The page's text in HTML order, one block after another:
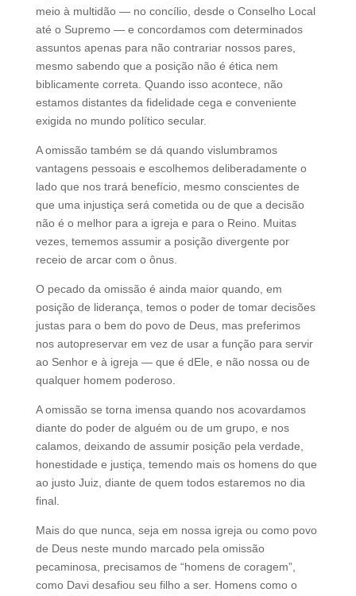
meio à multidão — no concílio, desde o Conselho Local
até o Supremo — e concordamos com determinados
assuntos apenas para não contrariar nossos pares,
mesmo sabendo que a posição não é ética nem
biblicamente correta. Quando isso acontece, não
estamos distantes da fidelidade cega e conveniente
exigida no mundo político secular.
A omissão também se dá quando vislumbramos
vantagens pessoais e escolhemos deliberadamente o
lado que nos trará benefício, mesmo conscientes de
que uma injustiça será cometida ou de que a decisão
não é o melhor para a igreja e para o Reino. Muitas
vezes, tememos assumir a posição divergente por
receio de arcar com o ônus.
O pecado da omissão é ainda maior quando, em
posição de liderança, temos o poder de tomar decisões
justas para o bem do povo de Deus, mas preferimos
nos autopreservar em vez de usar a função para servir
ao Senhor e à igreja — que é dEle, e não nossa ou de
qualquer homem poderoso.
A omissão se torna imensa quando nos acovardamos
diante do poder de alguém ou de um grupo, e nos
calamos, deixando de assumir posição pela verdade,
honestidade e justiça, temendo mais os homens do que
ao justo Juiz, diante de quem todos estaremos no dia
final.
Mais do que nunca, seja em nossa igreja ou como povo
de Deus neste mundo marcado pela omissão
pecaminosa, precisamos de “homens de coragem”,
como Davi desafiou seu filho a ser. Homens como o